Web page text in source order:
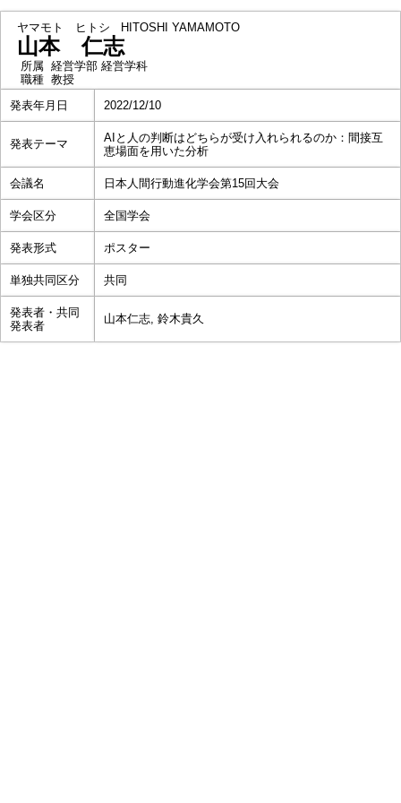
ヤマモト ヒトシ HITOSHI YAMAMOTO
山本 仁志
所属 経営学部 経営学科
職種 教授
発表年月日
2022/12/10
発表テーマ
AIと人の判断はどちらが受け入れられるのか：間接互
恵場面を用いた分析
会議名 日本人間行動進化学会第15回大会
学会区分 全国学会
発表形式 ポスター
単独共同区分 共同
発表者・共同
発表者
山本仁志, 鈴木貴久